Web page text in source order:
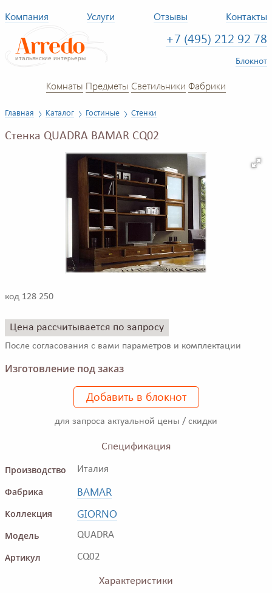
Компания Услуги Отзывы Контакты
+7 (495) 212 92 78
Блокнот
Комнаты Предметы Светильники Фабрики
Главная Каталог Гостиные Стенки
Стенка QUADRA BAMAR CQ02
код 128 250
Цена рассчитывается по запросу
После согласования с вами параметров и комплектации
Изготовление под заказ
Добавить в блокнот
для запроса актуальной цены / скидки
Спецификация
Производство
Италия
Фабрика BAMAR
Коллекция GIORNO
Модель QUADRA
Артикул CQ02
Характеристики